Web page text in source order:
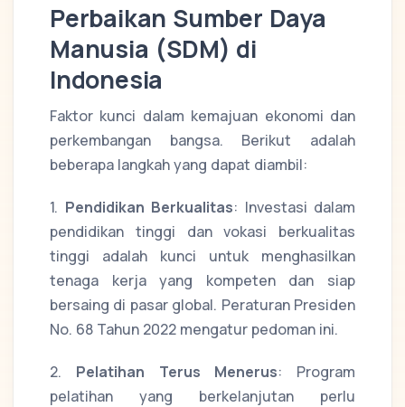
Perbaikan Sumber Daya
Manusia (SDM) di
Indonesia
Faktor kunci dalam kemajuan ekonomi dan
perkembangan bangsa. Berikut adalah
beberapa langkah yang dapat diambil:
1. Pendidikan Berkualitas: Investasi dalam
pendidikan tinggi dan vokasi berkualitas
tinggi adalah kunci untuk menghasilkan
tenaga kerja yang kompeten dan siap
bersaing di pasar global. Peraturan Presiden
No. 68 Tahun 2022 mengatur pedoman ini.
2. Pelatihan Terus Menerus: Program
pelatihan yang berkelanjutan perlu